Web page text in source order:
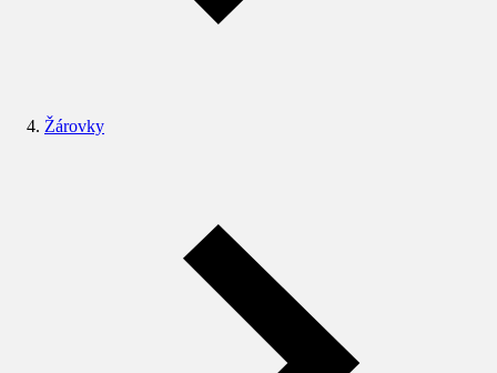
Žárovky